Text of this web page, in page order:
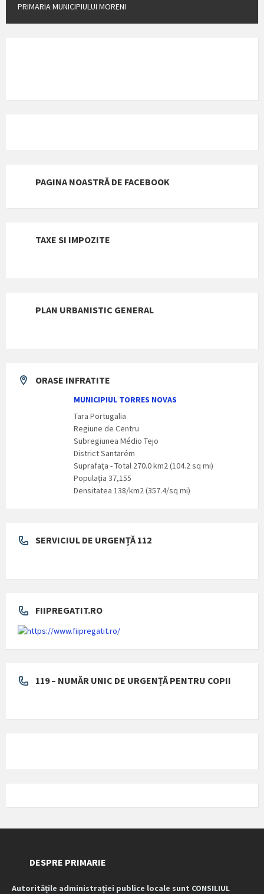
PRIMARIA MUNICIPIULUI MORENI
PAGINA NOASTRĂ DE FACEBOOK
TAXE SI IMPOZITE
PLAN URBANISTIC GENERAL
ORASE INFRATITE
MUNICIPIUL TORRES NOVAS
Tara Portugalia
Regiune de Centru
Subregiunea Médio Tejo
District Santarém
Suprafaţa - Total 270.0 km2 (104.2 sq mi)
Populaţia 37,155
Densitatea 138/km2 (357.4/sq mi)
SERVICIUL DE URGENȚĂ 112
FIIPREGATIT.RO
119 – NUMĂR UNIC DE URGENȚĂ PENTRU COPII
DESPRE PRIMARIE
Autoritățile administrației publice locale sunt CONSILIUL